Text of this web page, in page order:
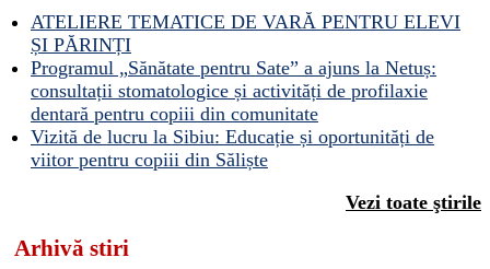
ATELIERE TEMATICE DE VARĂ PENTRU ELEVI
ȘI PĂRINȚI
Programul „Sănătate pentru Sate” a ajuns la Netuș:
consultații stomatologice și activități de profilaxie
dentară pentru copiii din comunitate
Vizită de lucru la Sibiu: Educație și oportunități de
viitor pentru copiii din Săliște
Vezi toate ştirile
Arhivă stiri